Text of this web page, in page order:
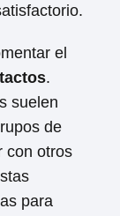
el
.
suelen
de
con otros
para